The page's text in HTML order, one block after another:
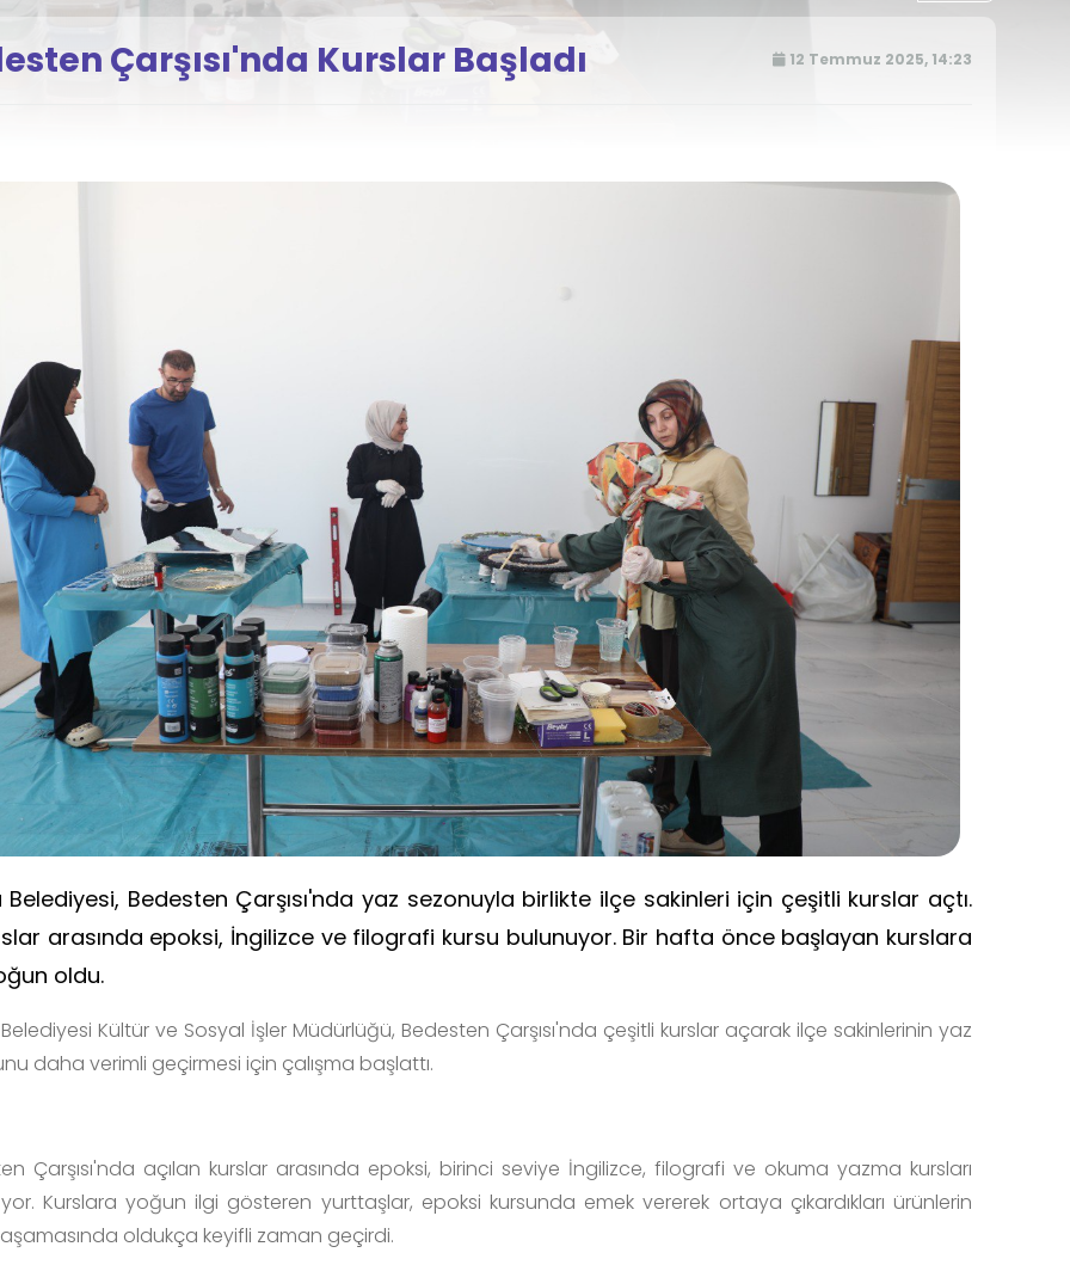
Çarşısı'nda Kurslar Başladı 12 Temmuz 2025, 14:23
Belediyesi, Bedesten Çarşısı'nda yaz sezonuyla birlikte ilçe sakinleri için çeşitli kurslar açtı.
arasında epoksi, İngilizce ve filografi kursu bulunuyor. Bir hafta önce başlayan kurslara
oldu.
Kültür ve Sosyal İşler Müdürlüğü, Bedesten Çarşısı'nda çeşitli kurslar açarak ilçe sakinlerinin yaz
daha verimli geçirmesi için çalışma başlattı.
Çarşısı'nda açılan kurslar arasında epoksi, birinci seviye İngilizce, filografi ve okuma yazma kursları
Kurslara yoğun ilgi gösteren yurttaşlar, epoksi kursunda emek vererek ortaya çıkardıkları ürünlerin
oldukça keyifli zaman geçirdi.